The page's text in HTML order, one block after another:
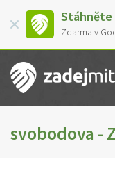
Stáhněte
Zdarma v
svobodova -